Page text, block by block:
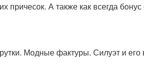
причесок. А также как всегда
Модные фактуры. Силуэт и